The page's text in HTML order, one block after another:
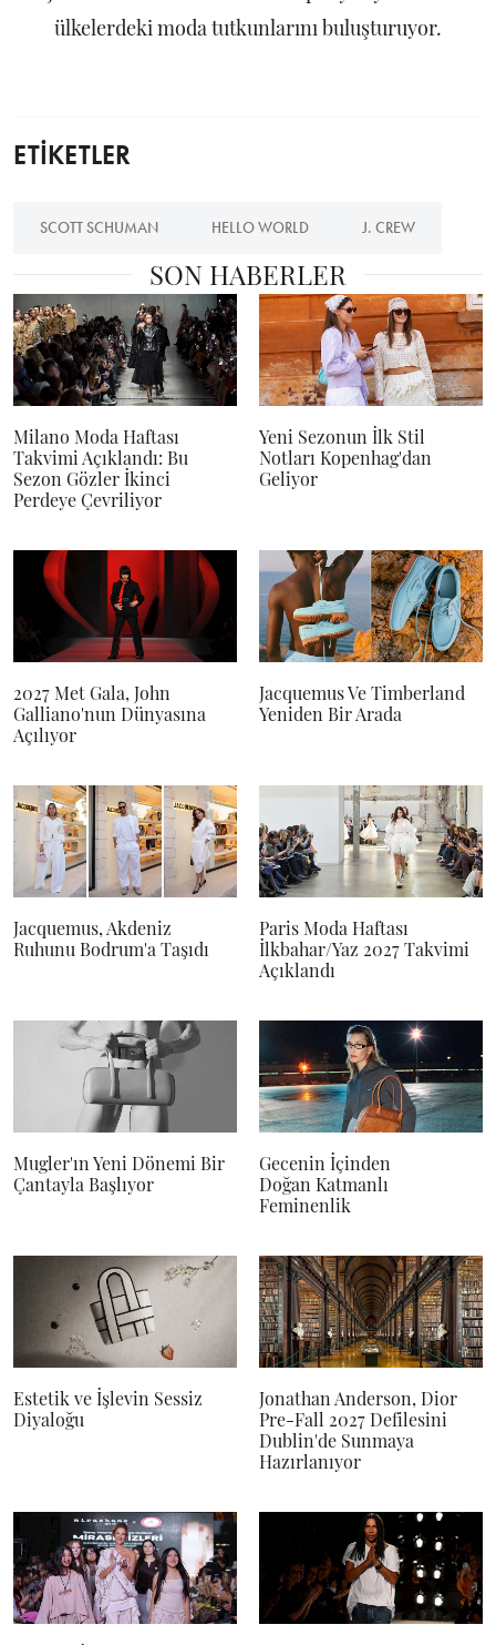
ülkelerdeki moda tutkunlarını buluşturuyor.
ETİKETLER
SCOTT SCHUMAN HELLO WORLD J. CREW
SON HABERLER
Milano Moda Haftası
Takvimi Açıklandı: Bu
Sezon Gözler İkinci
Perdeye Çevriliyor
Yeni Sezonun İlk Stil
Notları Kopenhag'dan
Geliyor
2027 Met Gala, John
Galliano'nun Dünyasına
Açılıyor
Jacquemus Ve Timberland
Yeniden Bir Arada
Jacquemus, Akdeniz
Ruhunu Bodrum'a Taşıdı
Paris Moda Haftası
İlkbahar/Yaz 2027 Takvimi
Açıklandı
Mugler'ın Yeni Dönemi Bir
Çantayla Başlıyor
Gecenin İçinden
Doğan Katmanlı
Feminenlik
Estetik ve İşlevin Sessiz
Diyaloğu
Jonathan Anderson, Dior
Pre-Fall 2027 Defilesini
Dublin'de Sunmaya
Hazırlanıyor